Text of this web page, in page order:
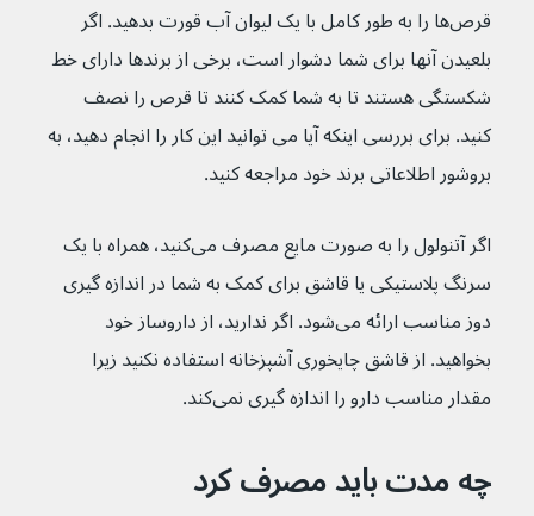
قرص‌ها را به طور کامل با یک لیوان آب قورت بدهید. اگر
بلعیدن آنها برای شما دشوار است، برخی از برندها دارای خط
شکستگی هستند تا به شما کمک کنند تا قرص را نصف
کنید. برای بررسی اینکه آیا می توانید این کار را انجام دهید، به
بروشور اطلاعاتی برند خود مراجعه کنید.
اگر آتنولول را به صورت مایع مصرف می‌کنید، همراه با یک
سرنگ پلاستیکی یا قاشق برای کمک به شما در اندازه گیری
دوز مناسب ارائه می‌شود. اگر ندارید، از داروساز خود
بخواهید. از قاشق چایخوری آشپزخانه استفاده نکنید زیرا
مقدار مناسب دارو را اندازه گیری نمی‌کند.
چه مدت باید مصرف کرد